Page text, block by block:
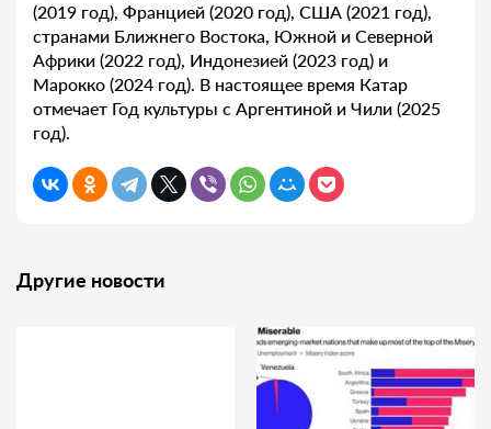
(2019 год), Францией (2020 год), США (2021 год),
странами Ближнего Востока, Южной и Северной
Африки (2022 год), Индонезией (2023 год) и
Марокко (2024 год). В настоящее время Катар
отмечает Год культуры с Аргентиной и Чили (2025
год).
Другие новости